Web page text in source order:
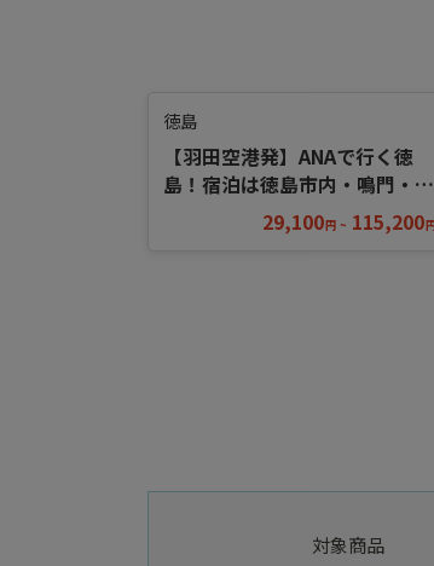
徳島
【羽田空港発】ANAで行く徳
島！宿泊は徳島市内・鳴門・祖
谷エリアから選べる！
29,100 115,200
対象商品